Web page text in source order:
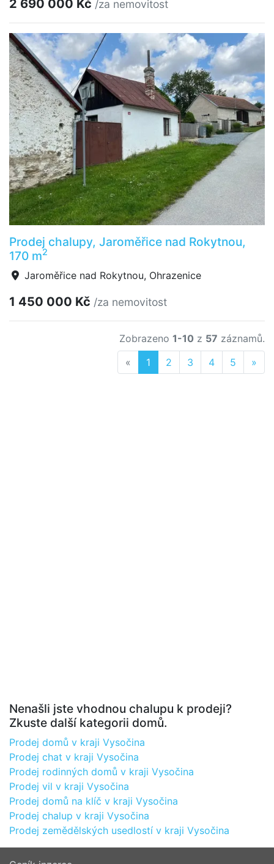
2 690 000 Kč /za nemovitost
Prodej chalupy, Jaroměřice nad Rokytnou,
170 m2
Jaroměřice nad Rokytnou, Ohrazenice
1 450 000 Kč /za nemovitost
Zobrazeno 1-10 z 57 záznamů.
« Previous
1 2 3 4 5 »
Nenašli jste vhodnou chalupu k prodeji?
Zkuste další kategorii domů.
Prodej domů v kraji Vysočina
Prodej chat v kraji Vysočina
Prodej rodinných domů v kraji Vysočina
Prodej vil v kraji Vysočina
Prodej domů na klíč v kraji Vysočina
Prodej chalup v kraji Vysočina
Prodej zemědělských usedlostí v kraji Vysočina